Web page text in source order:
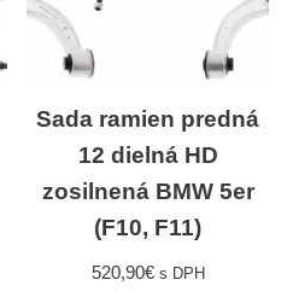
Sada ramien predná
12 dielná HD
zosilnená BMW 5er
(F10, F11)
520,90€ s DPH